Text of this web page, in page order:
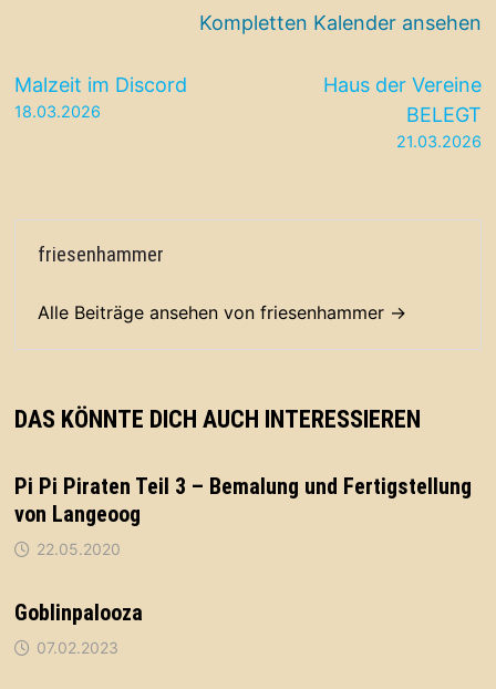
Kompletten Kalender ansehen
Beitragsnavigation
Malzeit im Discord
18.03.2026
Haus der Vereine
BELEGT
21.03.2026
friesenhammer
Alle Beiträge ansehen von friesenhammer →
DAS KÖNNTE DICH AUCH INTERESSIEREN
Pi Pi Piraten Teil 3 – Bemalung und Fertigstellung
von Langeoog
22.05.2020
Goblinpalooza
07.02.2023